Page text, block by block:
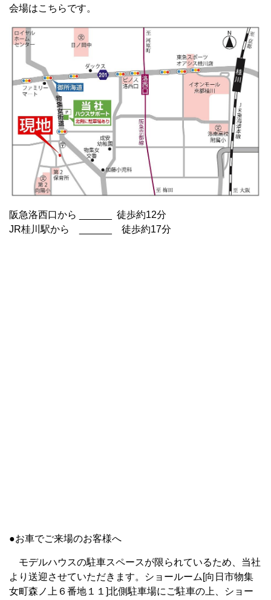
会場はこちらです。
阪急洛西口から ______ 徒歩約12分
JR桂川駅から ______ 徒歩約17分
●お車でご来場のお客様へ
モデルハウスの駐車スペースが限られているため、当社
より送迎させていただきます。ショールーム[向日市物集
女町森ノ上６番地１１]北側駐車場にご駐車の上、ショー